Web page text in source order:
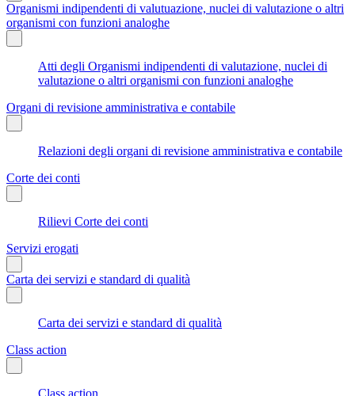
Organismi indipendenti di valutuazione, nuclei di valutazione o altri
organismi con funzioni analoghe
Atti degli Organismi indipendenti di valutazione, nuclei di
valutazione o altri organismi con funzioni analoghe
Organi di revisione amministrativa e contabile
Relazioni degli organi di revisione amministrativa e contabile
Corte dei conti
Rilievi Corte dei conti
Servizi erogati
Carta dei servizi e standard di qualità
Carta dei servizi e standard di qualità
Class action
Class action